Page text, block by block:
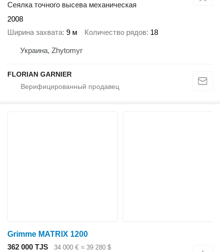
Сеялка точного высева механическая
2008
Ширина захвата 9 м Количество рядов 18
Украина, Zhytomyr
FLORIAN GARNIER
Grimme MATRIX 1200
362 000 TJS
34 000 € ≈ 39 280 $